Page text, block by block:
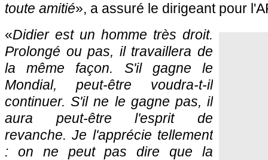
toute amitié», a assuré le dirigeant pour
«Didier est un homme très droit.
Prolongé ou pas, il travaillera de
la même façon. S'il gagne le
Mondial, peut-être voudra-t-il
continuer. S'il ne le gagne pas, il
aura peut-être l'esprit de
revanche. Je l'apprécie tellement
: on ne peut pas dire que la